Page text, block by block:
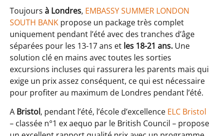
Toujours à Londres, EMBASSY SUMMER LONDON
SOUTH BANK propose un package très complet
uniquement pendant l’été avec des tranches d’âge
séparées pour les 13-17 ans et les 18-21 ans. Une
solution clé en mains avec toutes les sorties
excursions incluses qui rassurera les parents mais qui
exige un prix assez conséquent, ce qui est nécessaire
pour profiter au maximum de Londres pendant l’été.
A Bristol, pendant l’été, l’école d’excellence ELC Bristol
– classée n°1 ex aequo par le British Council – propose